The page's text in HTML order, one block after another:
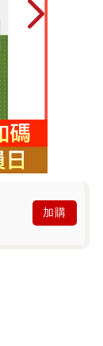
加購